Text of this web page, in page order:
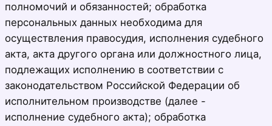
полномочий и обязанностей; обработка
персональных данных необходима для
осуществления правосудия, исполнения судебного
акта, акта другого органа или должностного лица,
подлежащих исполнению в соответствии с
законодательством Российской Федерации об
исполнительном производстве (далее -
исполнение судебного акта); обработка